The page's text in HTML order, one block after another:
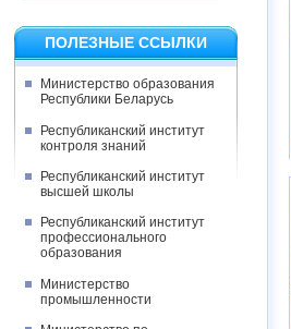
ПОЛЕЗНЫЕ ССЫЛКИ
Министерство образования
Республики Беларусь
Республиканский институт
контроля знаний
Республиканский институт
высшей школы
Республиканский институт
профессионального
образования
Министерство
промышленности